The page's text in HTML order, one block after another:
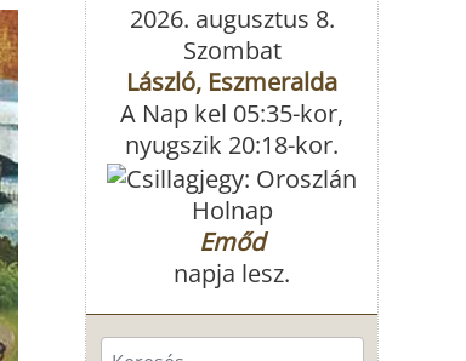
2026. augusztus 8.
Szombat
László, Eszmeralda
A Nap kel 05:35-kor,
nyugszik 20:18-kor.
Holnap
Emőd
napja lesz.
Keresés...